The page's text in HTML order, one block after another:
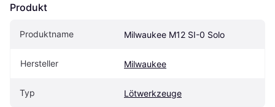
Produkt
Produktname Milwaukee M12 SI-0 Solo
Hersteller Milwaukee
Typ Lötwerkzeuge